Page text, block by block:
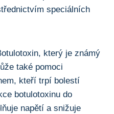
speciálních
⁤který je ‌známý‍
také pomoci
kteří trpí ‍bolestí
⁢botulotoxinu do
napětí ⁢a snižuje